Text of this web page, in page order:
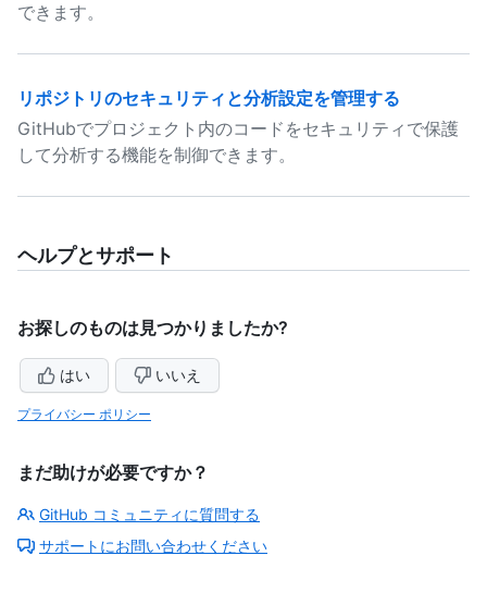
できます。
リポジトリのセキュリティと分析設定を管理する
GitHubでプロジェクト内のコードをセキュリティで保護
して分析する機能を制御できます。
ヘルプとサポート
お探しのものは見つかりましたか?
はい いいえ
プライバシー ポリシー
まだ助けが必要ですか？
GitHub コミュニティに質問する
サポートにお問い合わせください